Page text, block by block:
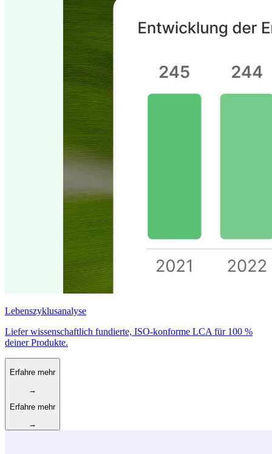
Lebenszyklusanalyse
Liefer wissenschaftlich fundierte, ISO-konforme LCA für 100 %
deiner Produkte.
Erfahre mehr
→
Erfahre mehr
→